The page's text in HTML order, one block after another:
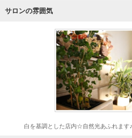
サロンの雰囲気
白を基調とした店内☆自然光あふれます